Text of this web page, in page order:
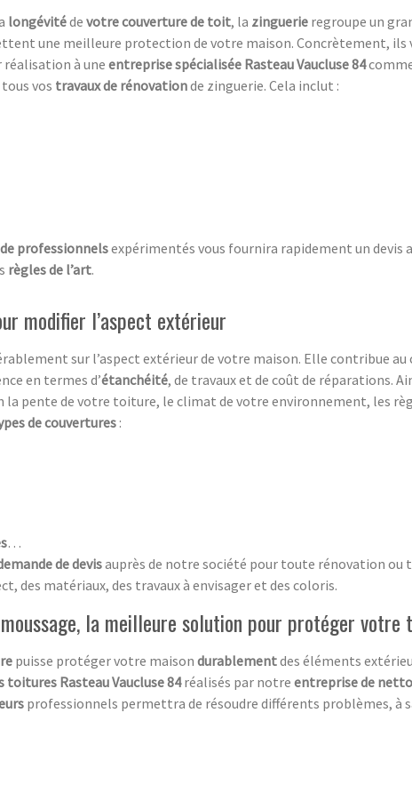
longévitéde votre couverture de toit, la zinguerie regroupe un
une meilleure protection de votre maison. Concrètement, ils
à une entreprise spécialisée Rasteau Vaucluse 84
vos travaux de rénovationde zinguerie. Cela inclut :
professionnelsexpérimentés vous fournira rapidement un devis
règles de l’art.
modifier l’aspect extérieur
sur l’aspect extérieur de votre maison. Elle contribue
en termes d’étanchéité, de travaux et de coût de réparations.
la pente de votre toiture, le climat de votre environnement, les
de couvertures :
…
de devisauprès de notre société pour toute rénovation
des matériaux, des travaux à envisager et des coloris.
la meilleure solution pour protéger votre
puisse protéger votre maison durablementdes éléments
toitures Rasteau Vaucluse 84réalisés par notre entreprise de
professionnels permettra de résoudre différents problèmes, à